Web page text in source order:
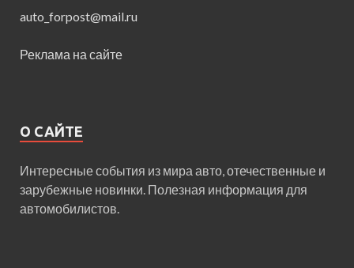
auto_forpost@mail.ru
Реклама на сайте
О САЙТЕ
Интересные события из мира авто, отечественные и
зарубежные новинки. Полезная информация для
автомобилистов.